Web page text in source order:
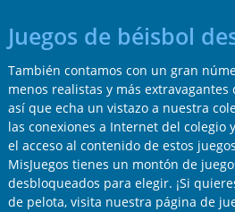
Juegos de béisbol
También contamos con un gran
menos realistas y más
así que echa un vistazo a nuestra
las conexiones a Internet del colegio
el acceso al contenido de estos
MisJuegos tienes un montón de
desbloqueados para elegir. ¡Si
de pelota, visita nuestra página de